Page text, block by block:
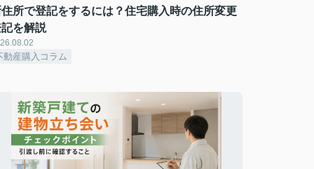
所で登記をするには？住宅購入時の住所変更
を解説
動産購入コラム